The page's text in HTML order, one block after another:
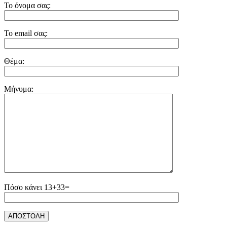
Το όνομα σας:
Το email σας:
Θέμα:
Μήνυμα:
Πόσο κάνει 13+33=